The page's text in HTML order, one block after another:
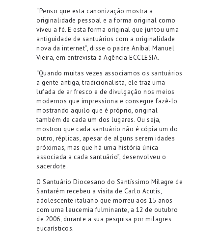
“Penso que esta canonização mostra a
originalidade pessoal e a forma original como
viveu a fé. E esta forma original que juntou uma
antiguidade de santuários com a originalidade
nova da internet”, disse o padre Aníbal Manuel
Vieira, em entrevista à Agência ECCLESIA.
“Quando muitas vezes associamos os santuários
a gente antiga, tradicionalista, ele traz uma
lufada de ar fresco e de divulgação nos meios
modernos que impressiona e consegue fazê-lo
mostrando aquilo que é próprio, original
também de cada um dos lugares. Ou seja,
mostrou que cada santuário não é cópia um do
outro, réplicas, apesar de alguns serem idades
próximas, mas que há uma história única
associada a cada santuário”, desenvolveu o
sacerdote.
O Santuário Diocesano do Santíssimo Milagre de
Santarém recebeu a visita de Carlo Acutis,
adolescente italiano que morreu aos 15 anos
com uma leucemia fulminante, a 12 de outubro
de 2006, durante a sua pesquisa por milagres
eucarísticos.